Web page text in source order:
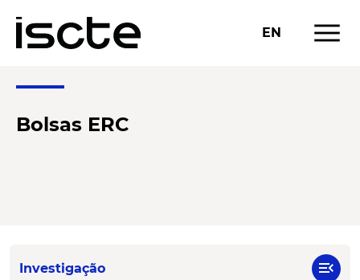
EN menu
Bolsas ERC
Investigação menu_open